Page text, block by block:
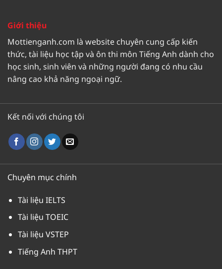
Giới thiệu
Mottienganh.com là website chuyên cung cấp kiến
thức, tài liệu học tập và ôn thi môn Tiếng Anh dành cho
học sinh, sinh viên và những người đang có nhu cầu
nâng cao khả năng ngoại ngữ.
Kết nối với chúng tôi
Chuyên mục chính
Tài liệu IELTS
Tài liệu TOEIC
Tài liệu VSTEP
Tiếng Anh THPT